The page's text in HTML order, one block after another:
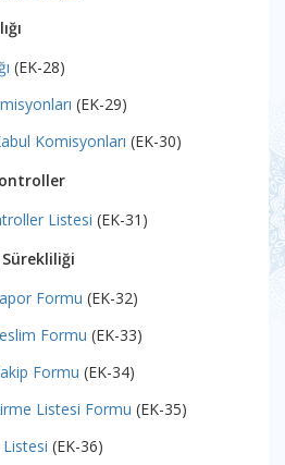
(EK-28)
(EK-29)
Komisyonları (EK-30)
Listesi (EK-31)
Sürekliliği
Formu (EK-32)
Formu (EK-33)
Formu (EK-34)
Listesi Formu (EK-35)
(EK-36)